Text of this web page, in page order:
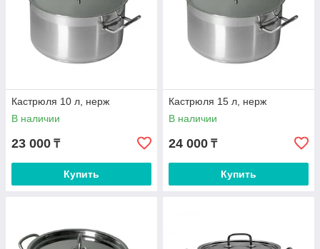
Кастрюля 10 л, нерж
В наличии
23 000 ₸
Купить
Кастрюля 15 л, нерж
В наличии
24 000 ₸
Купить